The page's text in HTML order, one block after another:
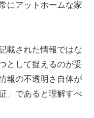
にアットホームな家
載された情報ではな
として捉えるのが妥
報の不透明さ自体が
」であると理解すべ